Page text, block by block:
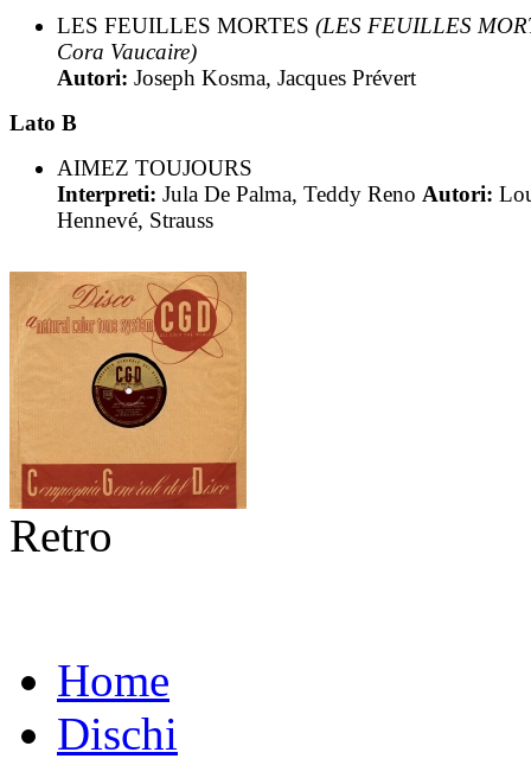
LES FEUILLES MORTES (LES FEUILLES
Cora Vaucaire)
Autori: Joseph Kosma, Jacques Prévert
Lato B
AIMEZ TOUJOURS
Interpreti: Jula De Palma, Teddy Reno Autori:
Hennevé, Strauss
Retro
Home
Dischi